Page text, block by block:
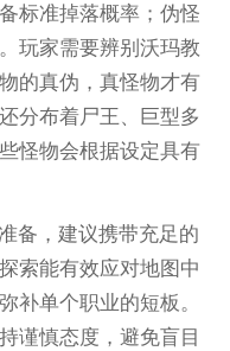
标准掉落概率；伪怪
玩家需要辨别沃玛教
的真伪，真怪物才有
分布着尸王、巨型多
怪物会根据设定具有
备，建议携带充足的
索能有效应对地图中
补单个职业的短板。
谨慎态度，避免盲目